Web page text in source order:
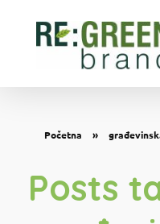
Početna »
Posts